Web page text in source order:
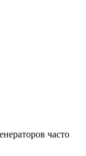
часто